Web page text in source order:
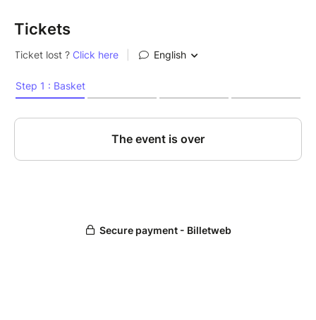
jeux obscurs mais dignes d'intérêt, un des buts du
des jeux tristement oubliés.
Vous pouvez voir les matchs les samedis et
dimanches soir à partir de 19h sur
Vous pouvez également retrouver toutes les
Tickets